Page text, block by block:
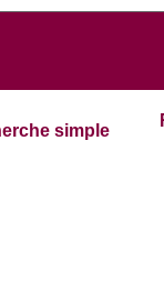
simple